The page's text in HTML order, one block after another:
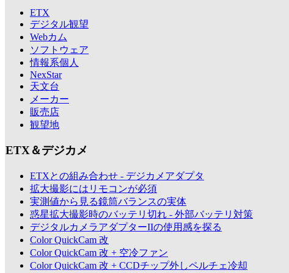
ETX
デジタル観望
Webカム
ソフトウェア
情報系個人
NexStar
天文台
メーカー
販売店
観望地
ETX＆デジカメ
ETXとの組み合わせ - デジカメアダプタ
拡大撮影にはリモコンが必須
実測値から見る鏡筒バランスの実体
惑星拡大撮影時のバッテリ切れ - 外部バッテリ対策
デジタルカメラアダプターIIの使用感を探る
Color QuickCam 改
Color QuickCam 改 + 空冷ファン
Color QuickCam 改 + CCDチップ外しペルチェ冷却